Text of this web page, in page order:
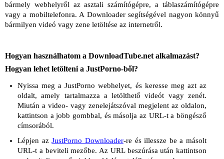
bármely webhelyről az asztali számítógépre, a táblaszámítógépre
vagy a mobiltelefonra. A Downloader segítségével nagyon könnyű
bármilyen videó vagy zene letöltése az internetről.
Hogyan használhatom a DownloadTube.net alkalmazást?
Hogyan lehet letölteni a JustPorno-ből?
Nyissa meg a JustPorno webhelyet, és keresse meg azt az
oldalt, amely tartalmazza a letölthető videót vagy zenét.
Miután a video- vagy zenelejátszóval megjelent az oldalon,
kattintson a jobb gombbal, és másolja az URL-t a böngésző
címsorából.
Lépjen azJustPorno Downloader-re és illessze be a másolt
URL-t a beviteli mezőbe. Az URL beszúrása után kattintson